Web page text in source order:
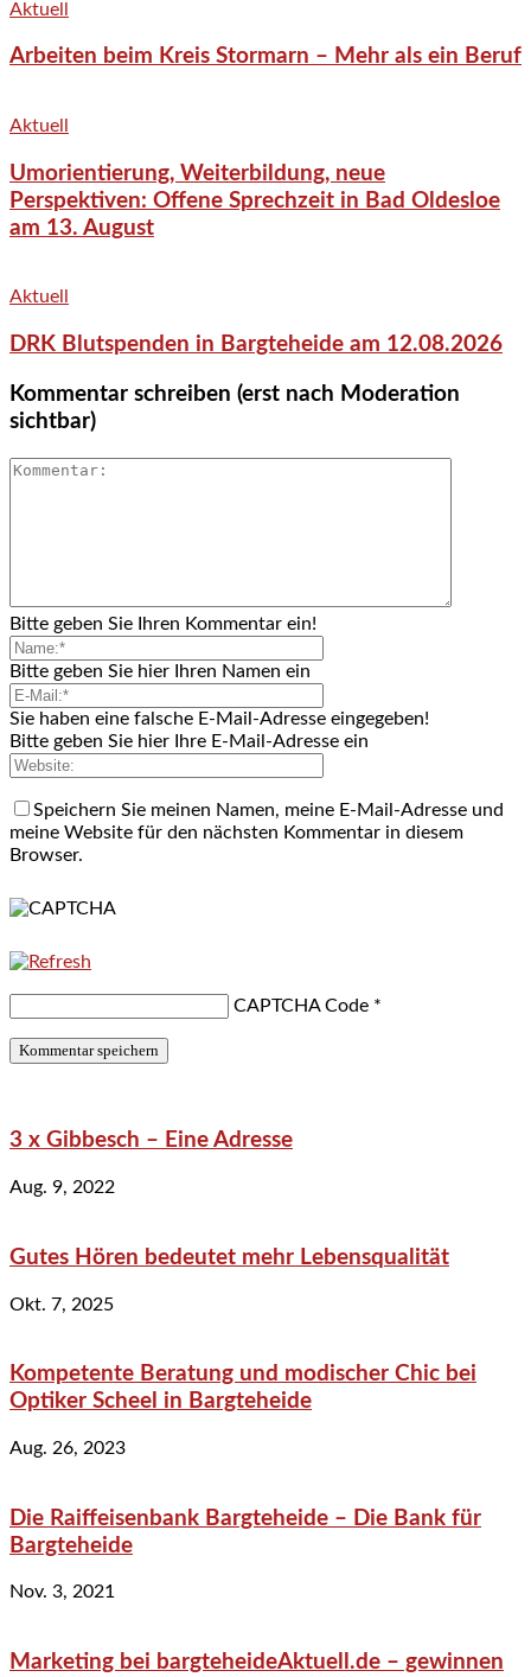
Aktuell
Arbeiten beim Kreis Stormarn – Mehr als ein Beruf
Aktuell
Umorientierung, Weiterbildung, neue
Perspektiven: Offene Sprechzeit in Bad Oldesloe
am 13. August
Aktuell
DRK Blutspenden in Bargteheide am 12.08.2026
Kommentar schreiben (erst nach Moderation
sichtbar)
Bitte geben Sie Ihren Kommentar ein!
Bitte geben Sie hier Ihren Namen ein
Sie haben eine falsche E-Mail-Adresse eingegeben!
Bitte geben Sie hier Ihre E-Mail-Adresse ein
Speichern Sie meinen Namen, meine E-Mail-Adresse und
meine Website für den nächsten Kommentar in diesem
Browser.
CAPTCHA Code *
3 x Gibbesch – Eine Adresse
Aug. 9, 2022
Gutes Hören bedeutet mehr Lebensqualität
Okt. 7, 2025
Kompetente Beratung und modischer Chic bei
Optiker Scheel in Bargteheide
Aug. 26, 2023
Die Raiffeisenbank Bargteheide – Die Bank für
Bargteheide
Nov. 3, 2021
Marketing bei bargteheideAktuell.de – gewinnen